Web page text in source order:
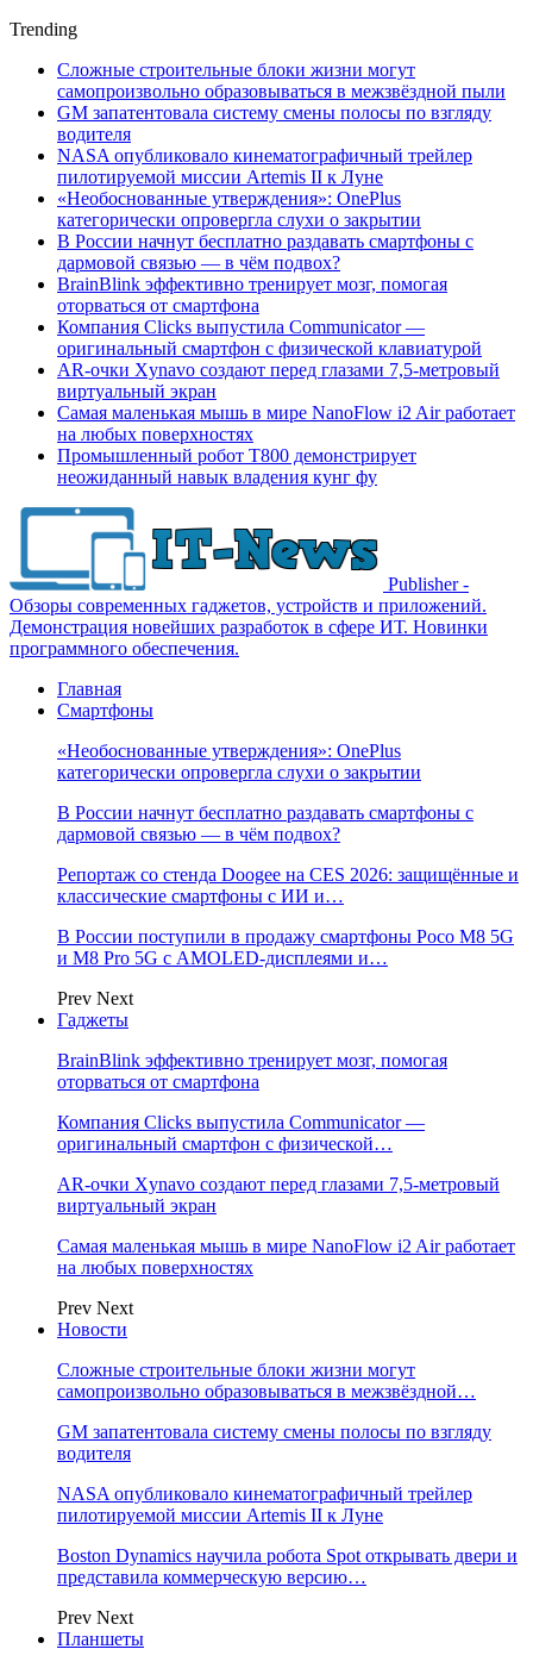
Trending
Сложные строительные блоки жизни могут
самопроизвольно образовываться в межзвёздной пыли
GM запатентовала систему смены полосы по взгляду
водителя
NASA опубликовало кинематографичный трейлер
пилотируемой миссии Artemis II к Луне
«Необоснованные утверждения»: OnePlus
категорически опровергла слухи о закрытии
В России начнут бесплатно раздавать смартфоны с
дармовой связью — в чём подвох?
BrainBlink эффективно тренирует мозг, помогая
оторваться от смартфона
Компания Clicks выпустила Communicator —
оригинальный смартфон с физической клавиатурой
AR-очки Xynavo создают перед глазами 7,5-метровый
виртуальный экран
Самая маленькая мышь в мире NanoFlow i2 Air работает
на любых поверхностях
Промышленный робот Т800 демонстрирует
неожиданный навык владения кунг фу
Publisher -
Обзоры современных гаджетов, устройств и приложений.
Демонстрация новейших разработок в сфере ИТ. Новинки
программного обеспечения.
Главная
Смартфоны
«Необоснованные утверждения»: OnePlus
категорически опровергла слухи о закрытии
В России начнут бесплатно раздавать смартфоны с
дармовой связью — в чём подвох?
Репортаж со стенда Doogee на CES 2026: защищённые и
классические смартфоны с ИИ и…
В России поступили в продажу смартфоны Poco M8 5G
и M8 Pro 5G с AMOLED-дисплеями и…
Prev Next
Гаджеты
BrainBlink эффективно тренирует мозг, помогая
оторваться от смартфона
Компания Clicks выпустила Communicator —
оригинальный смартфон с физической…
AR-очки Xynavo создают перед глазами 7,5-метровый
виртуальный экран
Самая маленькая мышь в мире NanoFlow i2 Air работает
на любых поверхностях
Prev Next
Новости
Сложные строительные блоки жизни могут
самопроизвольно образовываться в межзвёздной…
GM запатентовала систему смены полосы по взгляду
водителя
NASA опубликовало кинематографичный трейлер
пилотируемой миссии Artemis II к Луне
Boston Dynamics научила робота Spot открывать двери и
представила коммерческую версию…
Prev Next
Планшеты